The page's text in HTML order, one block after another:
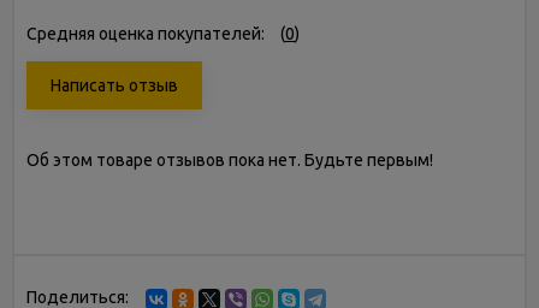
Средняя оценка покупателей: (0)
Написать отзыв
Об этом товаре отзывов пока нет. Будьте первым!
Поделиться: